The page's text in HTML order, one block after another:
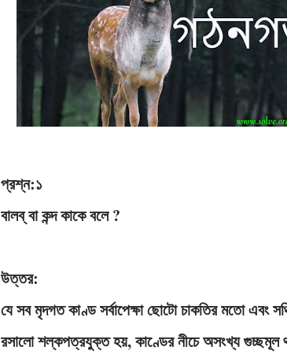
প্রশ্ন:১
বালব্ বা কন্দ কাকে বলে ?
উত্তর:
যে সব মৃদগত কাণ্ড সর্বাপেক্ষা ছােটো চাকতির মতাে এবং
রসালাে শল্কপত্রযুক্ত হয়, কাণ্ডের নীচে অসংখ্য